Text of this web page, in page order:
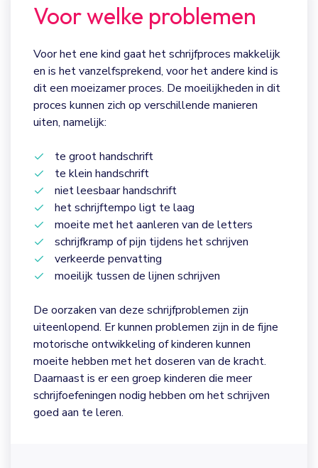
Voor welke problemen
Voor het ene kind gaat het schrijfproces makkelijk
en is het vanzelfsprekend, voor het andere kind is
dit een moeizamer proces. De moeilijkheden in dit
proces kunnen zich op verschillende manieren
uiten, namelijk:
te groot handschrift
te klein handschrift
niet leesbaar handschrift
het schrijftempo ligt te laag
moeite met het aanleren van de letters
schrijfkramp of pijn tijdens het schrijven
verkeerde penvatting
moeilijk tussen de lijnen schrijven
De oorzaken van deze schrijfproblemen zijn
uiteenlopend. Er kunnen problemen zijn in de fijne
motorische ontwikkeling of kinderen kunnen
moeite hebben met het doseren van de kracht.
Daarnaast is er een groep kinderen die meer
schrijfoefeningen nodig hebben om het schrijven
goed aan te leren.
schrijfoefeningen, in groep 3 de schrijfletters en in
groep 4 vormen de hoofdletters een nieuwe
uitdaging. Vanaf groep 5 gaat het schrijftempo
steeds een beetje verder omhoog.
Wat is nodig om netjes te kunnen
schrijven?
1. Een goede penvatting
Een adequate fijne motorische ontwikkeling is een
belangrijke voorwaarde. Om adequaat te kunnen
schrijven is een goede penvatting onmisbaar.
2. Een duidelijke voorkeurshand
Het is belangrijk om een voorkeurshand te hebben.
De ene hand is vaak “handiger” dan de andere hand.
handig” zijn en in het geval van schrijven vaak
halverwege wisselen qua schrijfhand. Er kan dan
sprake zijn van een onrijpe motorische ontwikkeling.
Als een kind niet netjes of leesbaar schrijft kan dit
het zelfvertrouwen verminderen. Voor de opbouw
van dit zelfvertrouwen is het wenselijk als woorden